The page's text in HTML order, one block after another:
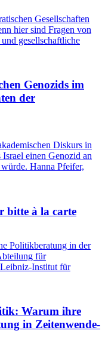
Gesellschaften
hier sind Fragen von
gesellschaftliche
Genozids im
der
Diskurs in
Israel einen Genozid an
Hanna Pfeifer,
bitte à la carte
Politikberatung in der
für
Institut für
Warum ihre
in Zeitenwende-